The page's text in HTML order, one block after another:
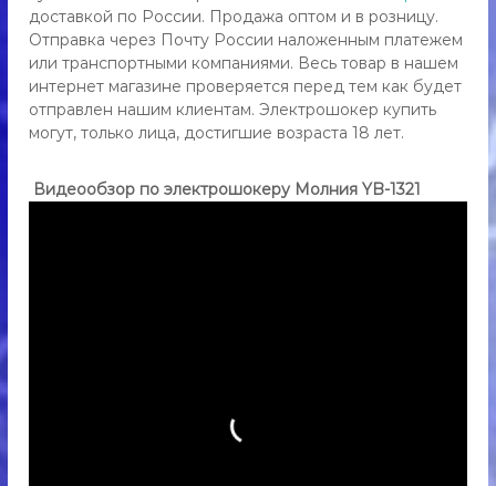
доставкой по России. Продажа оптом и в розницу.
Отправка через Почту России наложенным платежем
или транспортными компаниями. Весь товар в нашем
интернет магазине проверяется перед тем как будет
отправлен нашим клиентам. Электрошокер купить
могут, только лица, достигшие возраста 18 лет.
Видеообзор по электрошокеру Молния YB-1321